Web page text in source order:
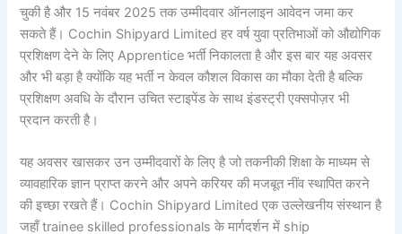
चुकी है और 15 नवंबर 2025 तक उम्मीदवार ऑनलाइन आवेदन जमा कर
सकते हैं। Cochin Shipyard Limited हर वर्ष युवा प्रतिभाओं को औद्योगिक
प्रशिक्षण देने के लिए Apprentice भर्ती निकालता है और इस बार यह अवसर
और भी बड़ा है क्योंकि यह भर्ती न केवल कौशल विकास का मौका देती है बल्कि
प्रशिक्षण अवधि के दौरान उचित स्टाइपेंड के साथ इंडस्ट्री एक्सपोज़र भी
प्रदान करती है।
यह अवसर खासकर उन उम्मीदवारों के लिए है जो तकनीकी शिक्षा के माध्यम से
व्यावहारिक ज्ञान प्राप्त करने और अपने करियर की मजबूत नींव स्थापित करने
की इच्छा रखते हैं। Cochin Shipyard Limited एक उल्लेखनीय संस्थान है
जहाँ trainee skilled professionals के मार्गदर्शन में ship